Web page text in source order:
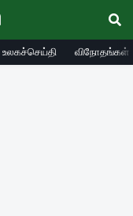
உலகச்செய்தி விநோதங்கள்